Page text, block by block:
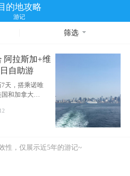
的地攻略
游记
筛选
阿拉斯加+维
自助游
天，搭乘诺唯
和加拿大的4
12
性，仅展示近5年的游记~